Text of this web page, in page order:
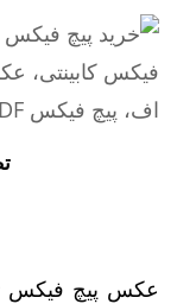
عکس پیچ فیکس